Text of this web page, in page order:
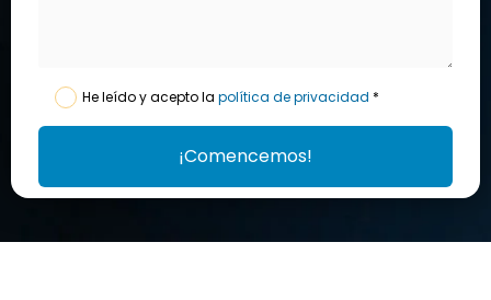
He leído y acepto la política de privacidad *
¡Comencemos!